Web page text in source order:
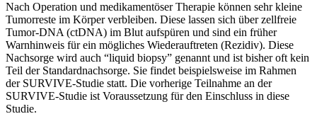
Nach Operation und medikamentöser Therapie können sehr kleine
Tumorreste im Körper verbleiben. Diese lassen sich über zellfreie
Tumor-DNA (ctDNA) im Blut aufspüren und sind ein früher
Warnhinweis für ein mögliches Wiederauftreten (Rezidiv). Diese
Nachsorge wird auch “liquid biopsy” genannt und ist bisher oft kein
Teil der Standardnachsorge. Sie findet beispielsweise im Rahmen
der SURVIVE-Studie statt. Die vorherige Teilnahme an der
SURVIVE-Studie ist Voraussetzung für den Einschluss in diese
Studie.